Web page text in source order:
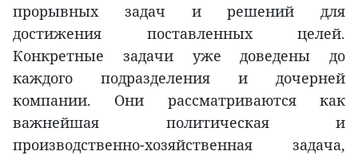
прорывных задач и решений для
достижения поставленных целей.
Конкретные задачи уже доведены до
каждого подразделения и дочерней
компании. Они рассматриваются как
важнейшая политическая и
производственно-хозяйственная задача,